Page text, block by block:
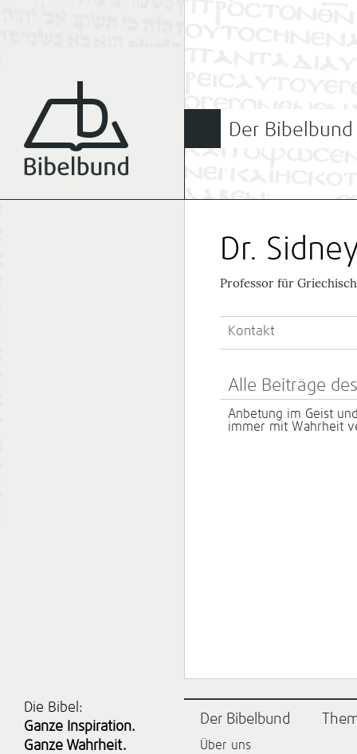
Der Bibelbund
Dr.
Professor für
Kontakt
Alle Beiträge
Anbetung im Geist
immer mit Wahrheit
Die Bibel:
Ganze Inspiration.
Ganze Wahrheit.
Der Bibelbund
Über uns